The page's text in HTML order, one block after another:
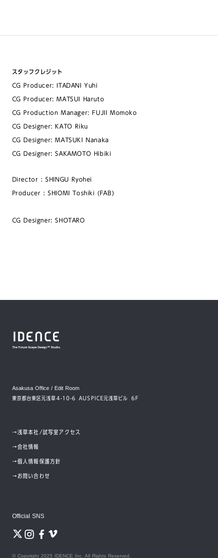
スタッフクレジット
CG Producer: ITADANI Yuhi
CG Producer: MATSUI Haruto
CG Production Manager: FUJII Momoko
CG Designer: KATO Riku
CG Designer: MATSUKI Nanaka
CG Designer: SAKAMOTO Hibiki
Director : SHINGU Ryohei
Producer : SHIOMI Toshiki (FAB)
CG Designer: SHOTARO
Asakusa Office / Edit Room
東京都台東区元浅草4-10-6 AUSPICE元浅草ビル 6F
→浅草本社/試写室アクセス
→会社情報
→個人情報保護方針
→お問い合わせ
Official SNS
© Copyright 2025 IDENCE Inc. All Rights Reserved.